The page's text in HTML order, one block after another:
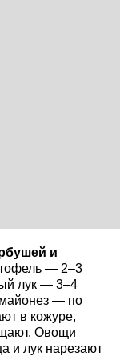
и
— 2–3
лук — 3–4
— по
в кожуре,
Овощи
и лук нарезают